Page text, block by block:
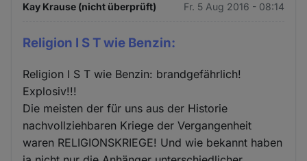
Kay Krause (nicht überprüft) Fr. 5 Aug 2016 - 08:14
Religion I S T wie Benzin:
Religion I S T wie Benzin: brandgefährlich!
Explosiv!!!
Die meisten der für uns aus der Historie
nachvollziehbaren Kriege der Vergangenheit
waren RELIGIONSKRIEGE! Und wie bekannt haben